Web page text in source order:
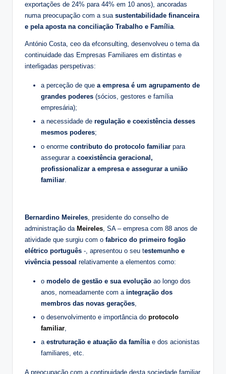
exportações de 24% para 44% em 10 anos), ancoradas
numa preocupação com a sua sustentabilidade financeira
e pela aposta na conciliação Trabalho e Família.
António Costa, ceo da efconsulting, desenvolveu o tema da
continuidade das Empresas Familiares em distintas e
interligadas perspetivas:
a perceção de que a empresa é um agrupamento de
grandes poderes (sócios, gestores e família
empresária);
a necessidade de regulação e coexistência desses
mesmos poderes;
o enorme contributo do protocolo familiar para
assegurar a coexistência geracional,
profissionalizar a empresa e assegurar a união
familiar
Bernardino Meireles , presidente do conselho de
administração da Meireles , SA – empresa com 88 anos de
atividade que surgiu com o fabrico do primeiro fogão
elétrico português -, apresentou o seu testemunho e
vivência pessoal relativamente a elementos como:
o modelo de gestão e sua evolução ao longo dos
anos, nomeadamente com a integração dos
membros das novas gerações
o desenvolvimento e importância do protocolo
familiar
a estruturação e atuação da família e dos acionistas
familiares, etc.
A preocupação com a continuidade desta sociedade familiar